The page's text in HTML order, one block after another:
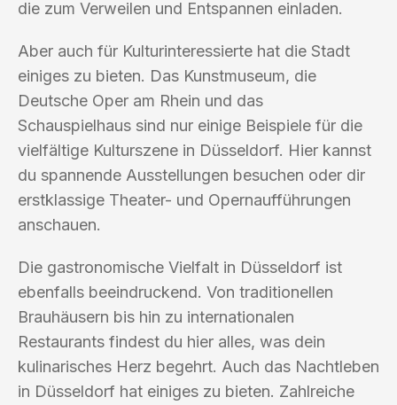
die zum Verweilen und Entspannen einladen.
Aber auch für Kulturinteressierte hat die Stadt
einiges zu bieten. Das Kunstmuseum, die
Deutsche Oper am Rhein und das
Schauspielhaus sind nur einige Beispiele für die
vielfältige Kulturszene in Düsseldorf. Hier kannst
du spannende Ausstellungen besuchen oder dir
erstklassige Theater- und Opernaufführungen
anschauen.
Die gastronomische Vielfalt in Düsseldorf ist
ebenfalls beeindruckend. Von traditionellen
Brauhäusern bis hin zu internationalen
Restaurants findest du hier alles, was dein
kulinarisches Herz begehrt. Auch das Nachtleben
in Düsseldorf hat einiges zu bieten. Zahlreiche